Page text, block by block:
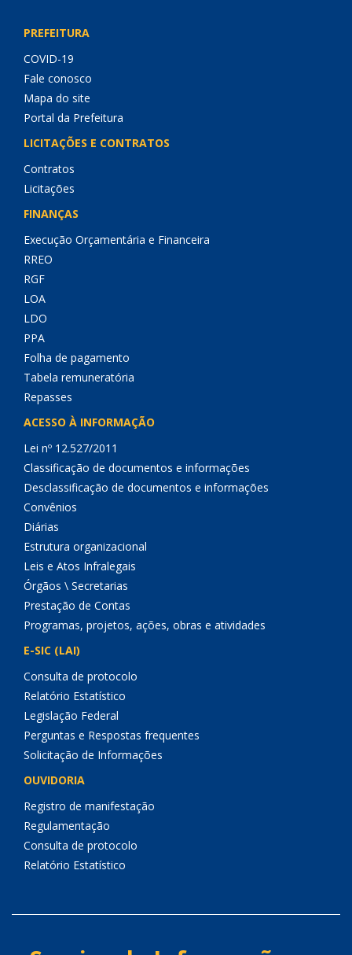
PREFEITURA
COVID-19
Fale conosco
Mapa do site
Portal da Prefeitura
LICITAÇÕES E CONTRATOS
Contratos
Licitações
FINANÇAS
Execução Orçamentária e Financeira
RREO
RGF
LOA
LDO
PPA
Folha de pagamento
Tabela remuneratória
Repasses
ACESSO À INFORMAÇÃO
Lei nº 12.527/2011
Classificação de documentos e informações
Desclassificação de documentos e informações
Convênios
Diárias
Estrutura organizacional
Leis e Atos Infralegais
Órgãos \ Secretarias
Prestação de Contas
Programas, projetos, ações, obras e atividades
E-SIC (LAI)
Consulta de protocolo
Relatório Estatístico
Legislação Federal
Perguntas e Respostas frequentes
Solicitação de Informações
OUVIDORIA
Registro de manifestação
Regulamentação
Consulta de protocolo
Relatório Estatístico